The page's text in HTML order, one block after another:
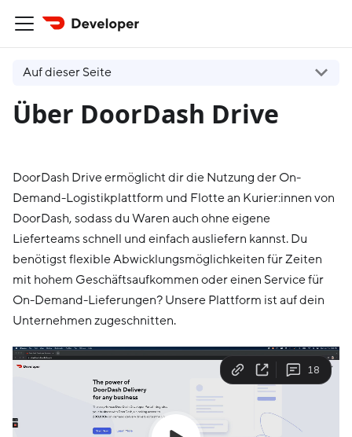
Auf dieser Seite
Über DoorDash Drive
DoorDash Drive ermöglicht dir die Nutzung der On-
Demand-Logistikplattform und Flotte an Kurier:innen von
DoorDash, sodass du Waren auch ohne eigene
Lieferteams schnell und einfach ausliefern kannst. Du
benötigst flexible Abwicklungsmöglichkeiten für Zeiten
mit hohem Geschäftsaufkommen oder einen Service für
On-Demand-Lieferungen? Unsere Plattform ist auf dein
Unternehmen zugeschnitten.